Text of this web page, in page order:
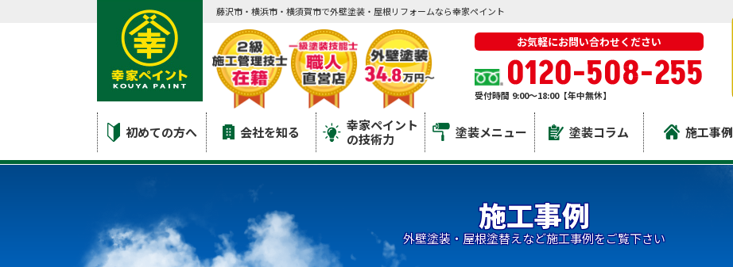
藤沢市・横浜市・横須賀市で外壁塗装・屋根リフォームなら幸家ペイント
お気軽にお問い合わせください
0120-508-255
受付時間 9:00～18:00【年中無休】
初めての方へ 会社を知る
幸家ペイント
の技術力
塗装メニュー 塗装コラム 施工事例
施工事例
外壁塗装・屋根塗替えなど施工事例をご覧下さい